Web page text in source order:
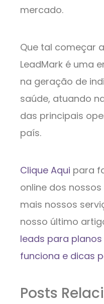
mercado.
Que tal começar
LeadMark é uma
na geração de
saúde, atuando
das principais
país.
Clique Aqui para
online dos
mais nossos
nosso último
leads para planos
funciona e dicas
Posts